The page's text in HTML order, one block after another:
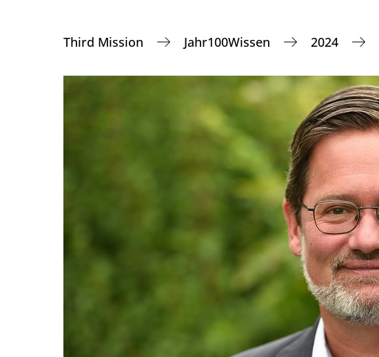
Third Mission Jahr100Wissen 2024